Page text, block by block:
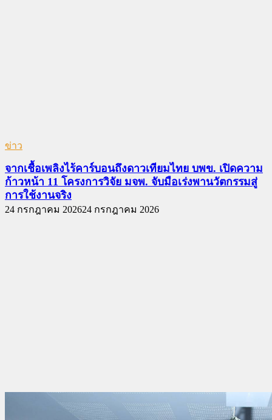
ข่าว
จากเชื้อเพลิงไร้คาร์บอนถึงดาวเทียมไทย บพข. เปิดความ
ก้าวหน้า 11 โครงการวิจัย มจพ. จับมือเร่งพานวัตกรรมสู่
การใช้งานจริง
24 กรกฎาคม 202624 กรกฎาคม 2026